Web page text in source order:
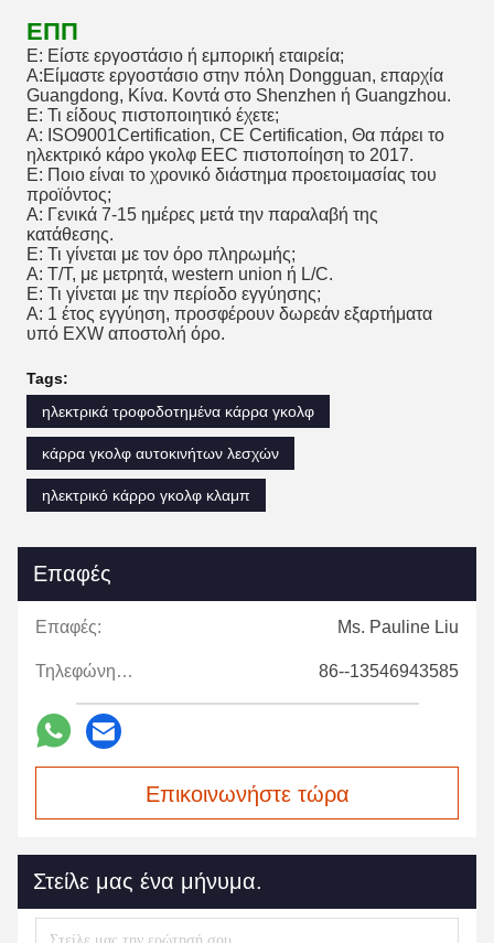
ΕΠΠ
Ε: Είστε εργοστάσιο ή εμπορική εταιρεία;
Α:Είμαστε εργοστάσιο στην πόλη Dongguan, επαρχία
Guangdong, Κίνα. Κοντά στο Shenzhen ή Guangzhou.
Ε: Τι είδους πιστοποιητικό έχετε;
Α: ISO9001Certification, CE Certification, Θα πάρει το
ηλεκτρικό κάρο γκολφ EEC πιστοποίηση το 2017.
Ε: Ποιο είναι το χρονικό διάστημα προετοιμασίας του
προϊόντος;
Α: Γενικά 7-15 ημέρες μετά την παραλαβή της
κατάθεσης.
Ε: Τι γίνεται με τον όρο πληρωμής;
Α: T/T, με μετρητά, western union ή L/C.
Ε: Τι γίνεται με την περίοδο εγγύησης;
Α: 1 έτος εγγύηση, προσφέρουν δωρεάν εξαρτήματα
υπό EXW αποστολή όρο.
Tags:
ηλεκτρικά τροφοδοτημένα κάρρα γκολφ
κάρρα γκολφ αυτοκινήτων λεσχών
ηλεκτρικό κάρρο γκολφ κλαμπ
Επαφές
Επαφές: Ms. Pauline Liu
Τηλεφώνημα: 86--13546943585
Επικοινωνήστε τώρα
Στείλε μας ένα μήνυμα.